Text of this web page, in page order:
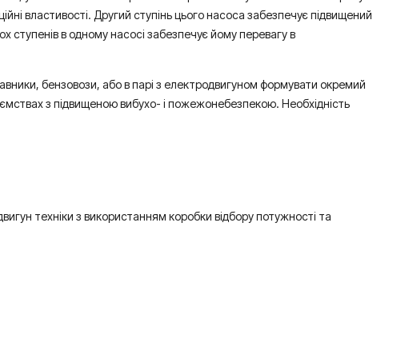
властивості. Другий ступінь цього насоса забезпечує підвищений
ступенів в одному насосі забезпечує йому перевагу в
бензовози, або в парі з електродвигуном формувати окремий
з підвищеною вибухо- і пожежонебезпекою. Необхідність
техніки з використанням коробки відбору потужності та